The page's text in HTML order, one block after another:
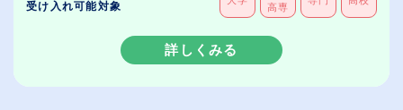
受け入れ可能対象
高専
詳しくみる